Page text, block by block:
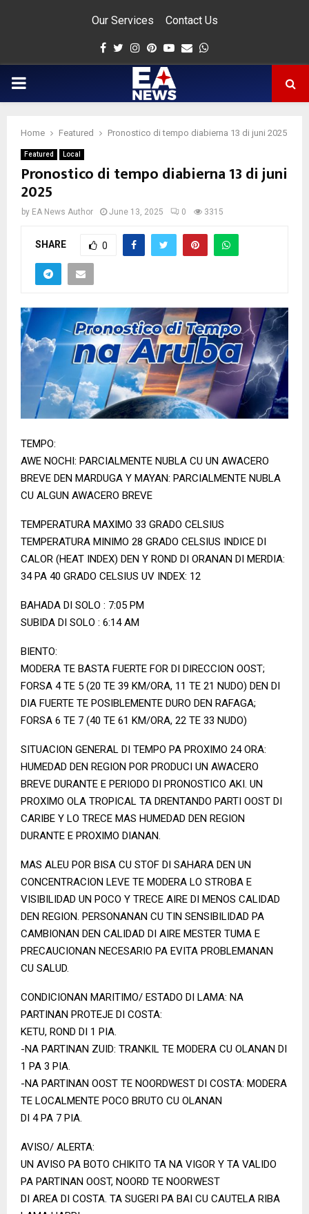
Our Services Contact Us
Facebook
Twitter
Instagram
Pinterest
Youtube
Email
PRIMARY
Home Featured Pronostico di tempo diabierna 13 di juni 2025
Featured Local
Pronostico di tempo diabierna 13 di juni
2025
by EA News Author June 13, 2025 0 3315
SHARE 0
TEMPO:
AWE NOCHI: PARCIALMENTE NUBLA CU UN AWACERO
BREVE DEN MARDUGA Y MAYAN: PARCIALMENTE NUBLA
CU ALGUN AWACERO BREVE
TEMPERATURA MAXIMO 33 GRADO CELSIUS
TEMPERATURA MINIMO 28 GRADO CELSIUS INDICE DI
CALOR (HEAT INDEX) DEN Y ROND DI ORANAN DI MERDIA:
34 PA 40 GRADO CELSIUS UV INDEX: 12
BAHADA DI SOLO : 7:05 PM
SUBIDA DI SOLO : 6:14 AM
BIENTO:
MODERA TE BASTA FUERTE FOR DI DIRECCION OOST;
FORSA 4 TE 5 (20 TE 39 KM/ORA, 11 TE 21 NUDO) DEN DI
DIA FUERTE TE POSIBLEMENTE DURO DEN RAFAGA;
FORSA 6 TE 7 (40 TE 61 KM/ORA, 22 TE 33 NUDO)
SITUACION GENERAL DI TEMPO PA PROXIMO 24 ORA:
HUMEDAD DEN REGION POR PRODUCI UN AWACERO
BREVE DURANTE E PERIODO DI PRONOSTICO AKI. UN
PROXIMO OLA TROPICAL TA DRENTANDO PARTI OOST DI
CARIBE Y LO TRECE MAS HUMEDAD DEN REGION
DURANTE E PROXIMO DIANAN.
MAS ALEU POR BISA CU STOF DI SAHARA DEN UN
CONCENTRACION LEVE TE MODERA LO STROBA E
VISIBILIDAD UN POCO Y TRECE AIRE DI MENOS CALIDAD
DEN REGION. PERSONANAN CU TIN SENSIBILIDAD PA
CAMBIONAN DEN CALIDAD DI AIRE MESTER TUMA E
PRECAUCIONAN NECESARIO PA EVITA PROBLEMANAN
CU SALUD.
CONDICIONAN MARITIMO/ ESTADO DI LAMA: NA
PARTINAN PROTEJE DI COSTA:
KETU, ROND DI 1 PIA.
-NA PARTINAN ZUID: TRANKIL TE MODERA CU OLANAN DI
1 PA 3 PIA.
-NA PARTINAN OOST TE NOORDWEST DI COSTA: MODERA
TE LOCALMENTE POCO BRUTO CU OLANAN
DI 4 PA 7 PIA.
AVISO/ ALERTA:
UN AVISO PA BOTO CHIKITO TA NA VIGOR Y TA VALIDO
PA PARTINAN OOST, NOORD TE NOORWEST
DI AREA DI COSTA. TA SUGERI PA BAI CU CAUTELA RIBA